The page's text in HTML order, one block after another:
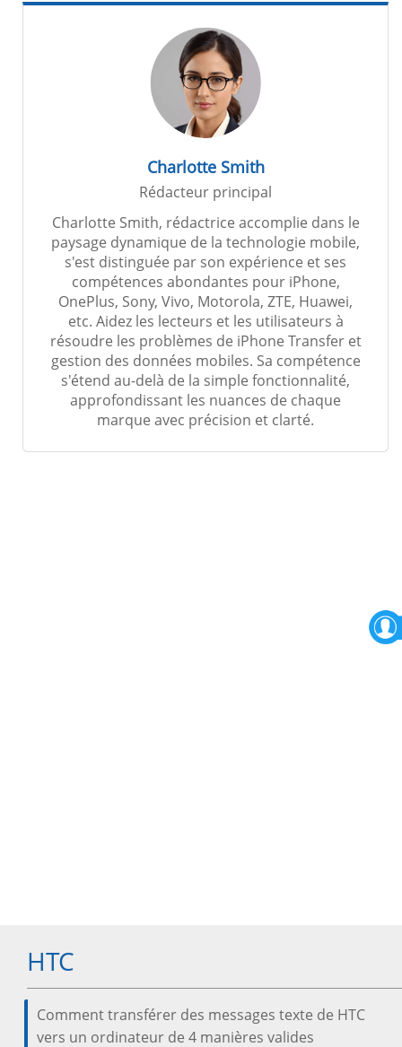
HTC
Comment transférer des messages texte de HTC
vers un ordinateur de 4 manières valides
Charlotte Smith
Rédacteur principal
Charlotte Smith, rédactrice accomplie dans le
paysage dynamique de la technologie mobile,
s'est distinguée par son expérience et ses
compétences abondantes pour iPhone,
OnePlus, Sony, Vivo, Motorola, ZTE, Huawei,
etc. Aidez les lecteurs et les utilisateurs à
résoudre les problèmes de iPhone Transfer et
gestion des données mobiles. Sa compétence
s'étend au-delà de la simple fonctionnalité,
approfondissant les nuances de chaque
marque avec précision et clarté.